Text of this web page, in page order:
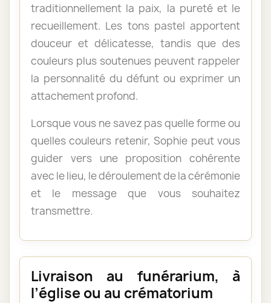
traditionnellement la paix, la pureté et le
recueillement. Les tons pastel apportent
douceur et délicatesse, tandis que des
couleurs plus soutenues peuvent rappeler
la personnalité du défunt ou exprimer un
attachement profond.
Lorsque vous ne savez pas quelle forme ou
quelles couleurs retenir, Sophie peut vous
guider vers une proposition cohérente
avec le lieu, le déroulement de la cérémonie
et le message que vous souhaitez
transmettre.
Livraison au funérarium, à
l’église ou au crématorium